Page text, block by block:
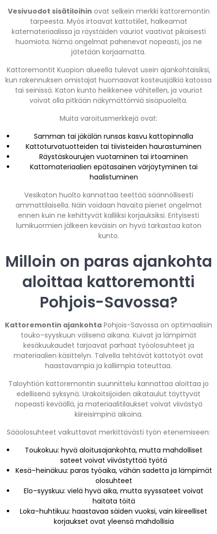
Vesivuodot sisätiloihin ovat selkein merkki kattoremontin
tarpeesta. Myös irtoavat kattotiilet, halkeamat
katemateriaalissa ja räystäiden vauriot vaativat pikaisesti
huomiota. Nämä ongelmat pahenevat nopeasti, jos ne
jätetään korjaamatta.
Kattoremontit Kuopion alueella tulevat usein ajankohtaisiksi,
kun rakennuksen omistajat huomaavat kosteusjälkiä katossa
tai seinissä. Katon kunto heikkenee vähitellen, ja vauriot
voivat olla pitkään näkymättömiä sisäpuolelta.
Muita varoitusmerkkejä ovat:
Samman tai jäkälän runsas kasvu kattopinnalla
Kattoturvatuotteiden tai tiivisteiden haurastuminen
Räystäskourujen vuotaminen tai irtoaminen
Kattomateriaalien epätasainen värjäytyminen tai
haalistuminen
Vesikaton huolto kannattaa teettää säännöllisesti
ammattilaisella. Näin voidaan havaita pienet ongelmat
ennen kuin ne kehittyvät kalliiksi korjauksiksi. Erityisesti
lumikuormien jälkeen keväisin on hyvä tarkastaa katon
kunto.
Milloin on paras ajankohta
aloittaa kattoremontti
Pohjois-Savossa?
Kattoremontin ajankohta Pohjois-Savossa on optimaalisin
touko–syyskuun välisenä aikana. Kuivat ja lämpimät
kesäkuukaudet tarjoavat parhaat työolosuhteet ja
materiaalien käsittelyn. Talvella tehtävät kattotyöt ovat
haastavampia ja kalliimpia toteuttaa.
Taloyhtiön kattoremontin suunnittelu kannattaa aloittaa jo
edellisenä syksynä. Urakoitsijoiden aikataulut täyttyvät
nopeasti keväällä, ja materiaalitilaukset voivat viivästyä
kiireisimpinä aikoina.
Sääolosuhteet vaikuttavat merkittävästi työn etenemiseen:
Toukokuu: hyvä aloitusajankohta, mutta mahdolliset
sateet voivat viivästyttää työtä
Kesä–heinäkuu: paras työaika, vähän sadetta ja lämpimät
olosuhteet
Elo–syyskuu: vielä hyvä aika, mutta syyssateet voivat
haitata töitä
Loka–huhtikuu: haastavaa säiden vuoksi, vain kiireelliset
korjaukset ovat yleensä mahdollisia